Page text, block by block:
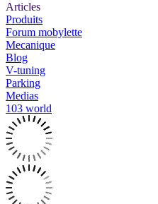
Articles
Produits
Forum mobylette
Mecanique
Blog
V-tuning
Parking
Medias
103 world